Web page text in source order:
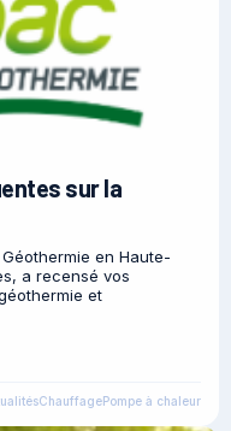
sur la
en Haute-
a recensé vos
et
ChauffagePompe à chaleur